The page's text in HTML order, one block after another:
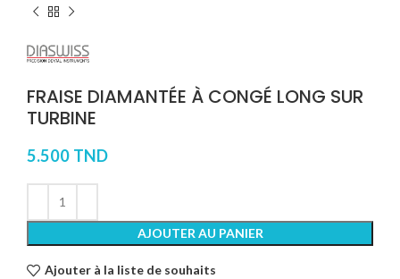
FRAISE DIAMANTÉE À CONGÉ LONG SUR
TURBINE
5.500 TND
AJOUTER AU PANIER
Ajouter à la liste de souhaits